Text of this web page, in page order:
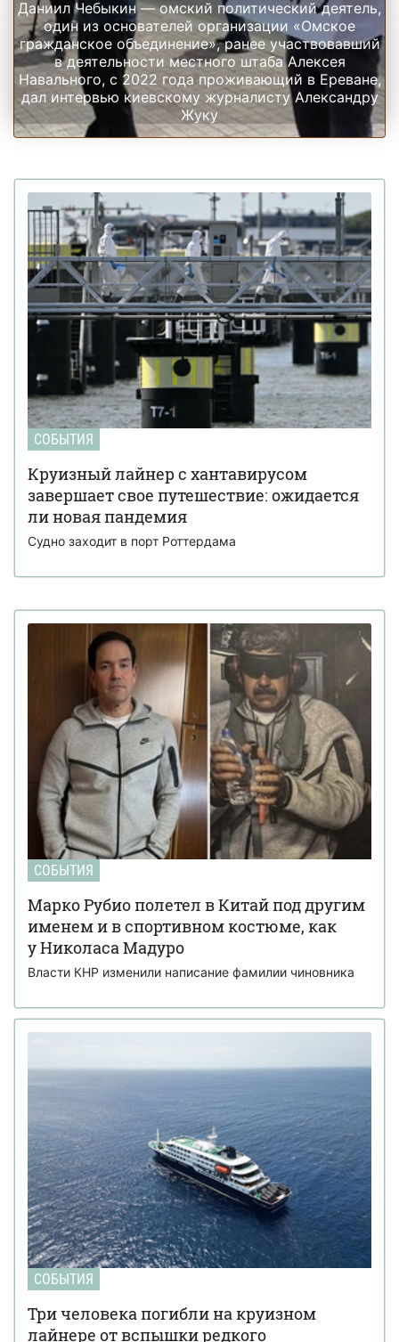
Даниил Чебыкин — омский политический деятель,
один из основателей организации «Омское
гражданское объединение», ранее участвовавший
в деятельности местного штаба Алексея
Навального, с 2022 года проживающий в Ереване,
дал интервью киевскому журналисту Александру
Жуку
СОБЫТИЯ
Круизный лайнер с хантавирусом
завершает свое путешествие: ожидается
ли новая пандемия
Судно заходит в порт Роттердама
СОБЫТИЯ
Марко Рубио полетел в Китай под другим
именем и в спортивном костюме, как
у Николаса Мадуро
Власти КНР изменили написание фамилии чиновника
СОБЫТИЯ
Три человека погибли на круизном
лайнере от вспышки редкого